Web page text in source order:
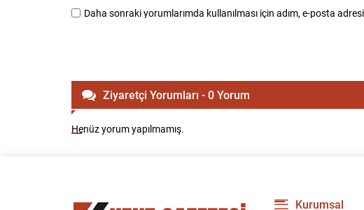
Daha sonraki yorumlarımda kullanılması için adım, e-posta
Ziyaretçi Yorumları - 0 Yorum
Henüz yorum yapılmamış.
Kurumsal